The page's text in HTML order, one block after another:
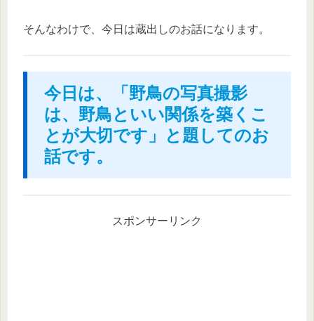
そんなわけで、今日は蔵出しのお話になります。
今日は、「野鳥の写真撮影
は、野鳥といい関係を築くこ
とが大切です」と題してのお
話です。
スポンサーリンク